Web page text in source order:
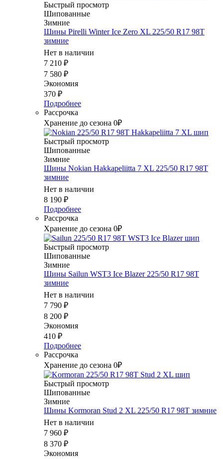
Быстрый просмотр
Шипованные
Зимние
Шины Pirelli Winter Ice Zero XL 225/50 R17 98T
зимние
Нет в наличии
7 210 ₽
7 580 ₽
Экономия
370 ₽
Подробнее
Рассрочка
Хранение до сезона 0₽
Быстрый просмотр
Шипованные
Зимние
Шины Nokian Hakkapeliitta 7 XL 225/50 R17 98T
зимние
Нет в наличии
8 190 ₽
Подробнее
Рассрочка
Хранение до сезона 0₽
Быстрый просмотр
Шипованные
Зимние
Шины Sailun WST3 Ice Blazer 225/50 R17 98T
зимние
Нет в наличии
7 790 ₽
8 200 ₽
Экономия
410 ₽
Подробнее
Рассрочка
Хранение до сезона 0₽
Быстрый просмотр
Шипованные
Зимние
Шины Kormoran Stud 2 XL 225/50 R17 98T зимние
Нет в наличии
7 960 ₽
8 370 ₽
Экономия